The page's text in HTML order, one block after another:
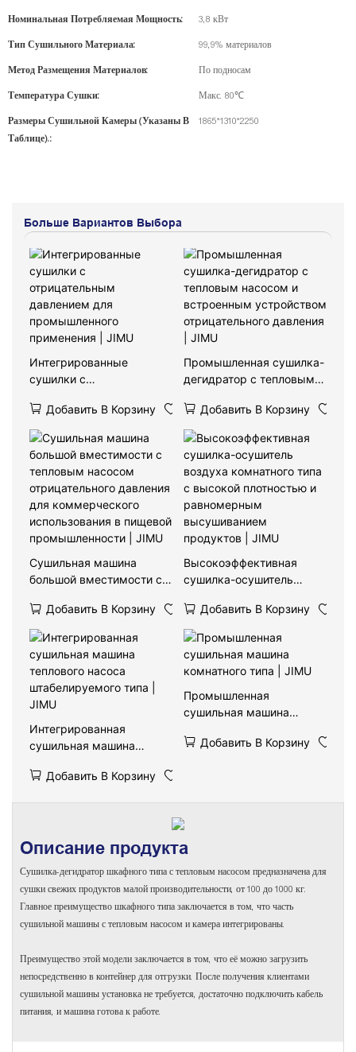
Номинальная Потребляемая Мощность: 3,8 кВт
Тип Сушильного Материала: 99,9% материалов
Метод Размещения Материалов: По подносам
Температура Сушки: Макс. 80℃
Размеры Сушильной Камеры (указаны В
Таблице).:
1865*1310*2250
Больше Вариантов Выбора
Интегрированные
сушилки с
давлением для
промышленного
применения | JIMU
Добавить В Корзину
Промышленная сушилка-
дегидратор с тепловым
устройством
отрицательного давления
| JIMU
Добавить В Корзину
Сушильная машина
большой вместимости с
отрицательного давления
для коммерческого
использования в пищевой
промышленности | JIMU
Добавить В Корзину
Высокоэффективная
сушилка-осушитель
с высокой плотностью и
равномерным
высушиванием
продуктов | JIMU
Добавить В Корзину
Интегрированная
сушильная машина
штабелируемого типа |
Добавить В Корзину
Промышленная
сушильная машина
Добавить В Корзину
Описание продукта
Сушилка-дегидратор шкафного типа с тепловым насосом предназначена для
сушки свежих продуктов малой производительности, от 100 до 1000 кг.
Главное преимущество шкафного типа заключается в том, что часть
сушильной машины с тепловым насосом и камера интегрированы.
Преимущество этой модели заключается в том, что её можно загрузить
непосредственно в контейнер для отгрузки. После получения клиентами
сушильной машины установка не требуется, достаточно подключить кабель
питания, и машина готова к работе.